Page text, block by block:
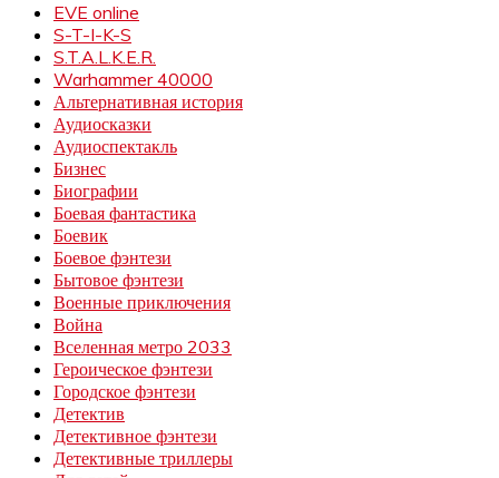
EVE online
S-T-I-K-S
S.T.A.L.K.E.R.
Warhammer 40000
Альтернативная история
Аудиосказки
Аудиоспектакль
Бизнес
Биографии
Боевая фантастика
Боевик
Боевое фэнтези
Бытовое фэнтези
Военные приключения
Война
Вселенная метро 2033
Героическое фэнтези
Городское фэнтези
Детектив
Детективное фэнтези
Детективные триллеры